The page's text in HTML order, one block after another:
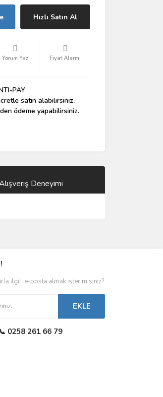
Hızlı Satın Al
Yorum Yaz Fiyat Alarmı
satın alabilirsiniz.
ödeme yapabilirsiniz.
Deneyimi
ilgili e-posta almak ister misiniz?
EKLE
0258 261 66 79